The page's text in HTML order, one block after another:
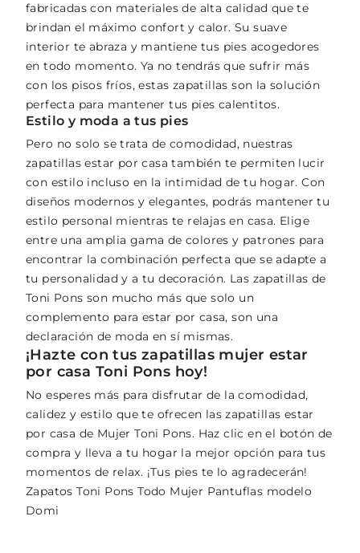
fabricadas con materiales de alta calidad que te
brindan el máximo confort y calor. Su suave
interior te abraza y mantiene tus pies acogedores
en todo momento. Ya no tendrás que sufrir más
con los pisos fríos, estas zapatillas son la solución
perfecta para mantener tus pies calentitos.
Estilo y moda a tus pies
Pero no solo se trata de comodidad, nuestras
zapatillas estar por casa también te permiten lucir
con estilo incluso en la intimidad de tu hogar. Con
diseños modernos y elegantes, podrás mantener tu
estilo personal mientras te relajas en casa. Elige
entre una amplia gama de colores y patrones para
encontrar la combinación perfecta que se adapte a
tu personalidad y a tu decoración. Las zapatillas de
Toni Pons son mucho más que solo un
complemento para estar por casa, son una
declaración de moda en sí mismas.
¡Hazte con tus zapatillas mujer estar
por casa Toni Pons hoy!
No esperes más para disfrutar de la comodidad,
calidez y estilo que te ofrecen las zapatillas estar
por casa de Mujer Toni Pons. Haz clic en el botón de
compra y lleva a tu hogar la mejor opción para tus
momentos de relax. ¡Tus pies te lo agradecerán!
Zapatos Toni Pons Todo Mujer Pantuflas modelo
Domi